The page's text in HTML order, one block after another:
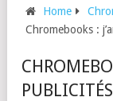
Home
Chromebooks :